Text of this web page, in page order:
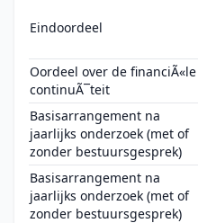
Eindoordeel
Oordeel over de financiÃ«le
continuÃ¯teit
Basisarrangement na
jaarlijks onderzoek (met of
zonder bestuursgesprek)
Basisarrangement na
jaarlijks onderzoek (met of
zonder bestuursgesprek)